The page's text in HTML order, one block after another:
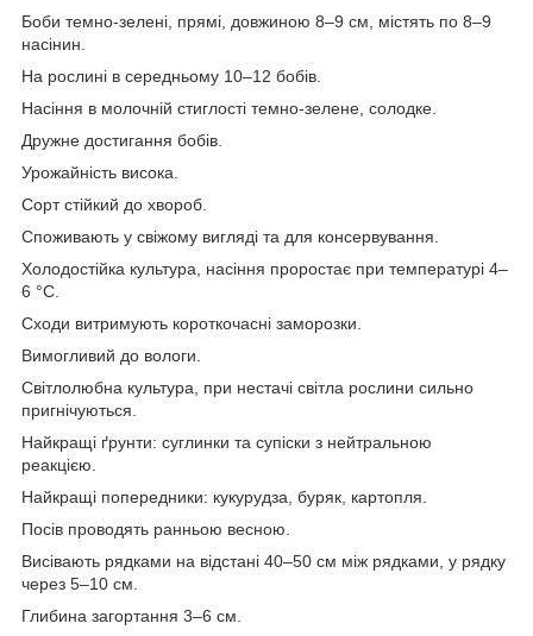
Боби темно-зелені, прямі, довжиною 8–9 см, містять по 8–9
насінин.
На рослині в середньому 10–12 бобів.
Насіння в молочній стиглості темно-зелене, солодке.
Дружне достигання бобів.
Урожайність висока.
Сорт стійкий до хвороб.
Споживають у свіжому вигляді та для консервування.
Холодостійка культура, насіння проростає при температурі 4–
6 °C.
Сходи витримують короткочасні заморозки.
Вимогливий до вологи.
Світлолюбна культура, при нестачі світла рослини сильно
пригнічуються.
Найкращі ґрунти: суглинки та супіски з нейтральною
реакцією.
Найкращі попередники: кукурудза, буряк, картопля.
Посів проводять ранньою весною.
Висівають рядками на відстані 40–50 см між рядками, у рядку
через 5–10 см.
Глибина загортання 3–6 см.